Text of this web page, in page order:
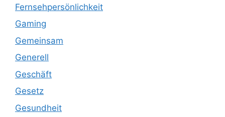
Fernsehpersönlichkeit
Gaming
Gemeinsam
Generell
Geschäft
Gesetz
Gesundheit